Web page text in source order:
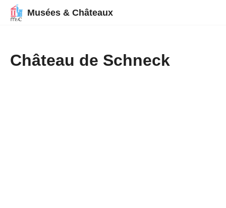
Musées & Châteaux
Château de Schneck